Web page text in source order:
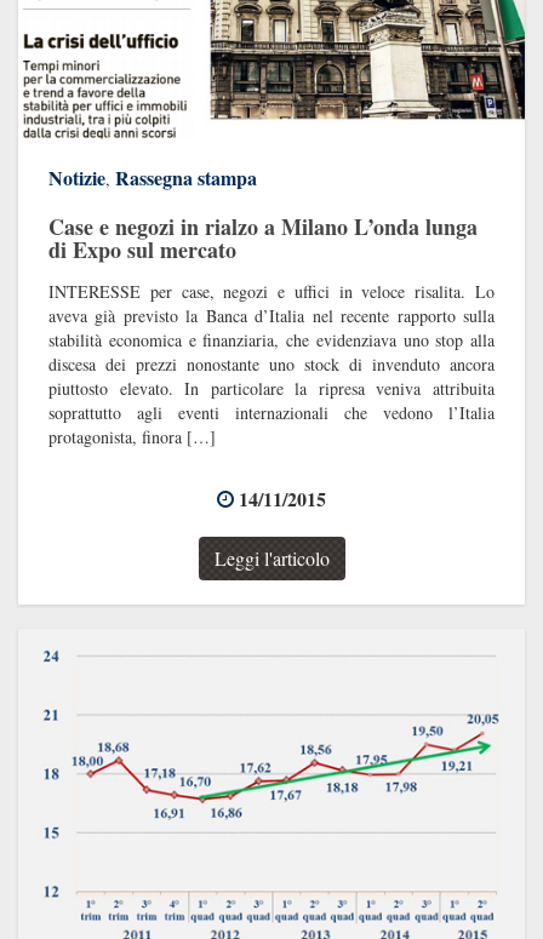
Notizie, Rassegna stampa
Case e negozi in rialzo a Milano L’onda lunga
di Expo sul mercato
INTERESSE per case, negozi e uffici in veloce risalita. Lo
aveva già previsto la Banca d’Italia nel recente rapporto sulla
stabilità economica e finanziaria, che evidenziava uno stop alla
discesa dei prezzi nonostante uno stock di invenduto ancora
piuttosto elevato. In particolare la ripresa veniva attribuita
soprattutto agli eventi internazionali che vedono l’Italia
protagonista, finora […]
14/11/2015
Leggi l'articolo